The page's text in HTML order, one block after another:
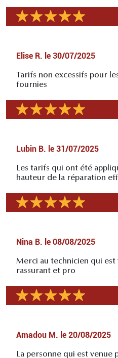
Elise R. le 30/07/2025
Tarifs non excessifs pour
fournies
Lubin B. le 31/07/2025
Les tarifs qui ont été
hauteur de la réparation
Nina B. le 08/08/2025
Merci au technicien qui est
rassurant et pro
Amadou M. le 20/08/2025
La personne qui est venue